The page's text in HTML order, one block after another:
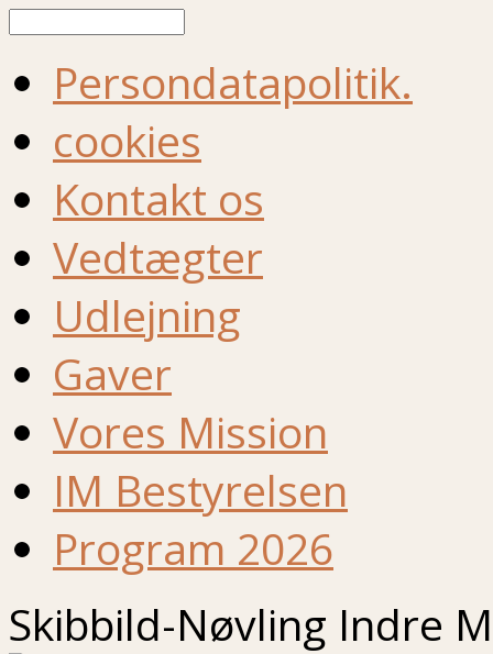
Persondatapolitik.
cookies
Kontakt os
Vedtægter
Udlejning
Gaver
Vores Mission
IM Bestyrelsen
Program 2026
Skibbild-Nøvling Indre